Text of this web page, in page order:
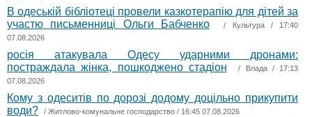
В одеській бібліотеці провели казкотерапію для дітей за
участю письменниці Ольги Бабченко
/ Культура/ 17:40
07.08.2026
росія атакувала Одесу ударними дронами:
постраждала жінка, пошкоджено стадіон
/ Влада/ 17:13
07.08.2026
Кому з одеситів по дорозі додому доцільно прикупити
води?
/ Житлово-комунальне господарство / 16:45 07.08.2026